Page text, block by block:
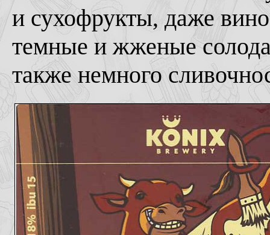
и сухофрукты, даже
темные и жженые
также немного